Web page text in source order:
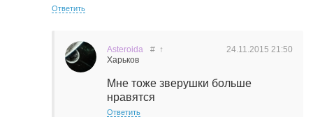
Ответить
Asteroida
Харьков
24.11.2015 21:50
# ↑
Мне тоже зверушки больше
нравятся
Ответить